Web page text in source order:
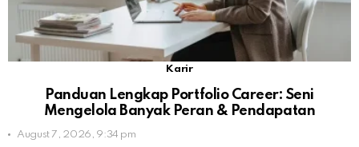
Karir
Panduan Lengkap Portfolio Career: Seni
Mengelola Banyak Peran & Pendapatan
August 7, 2026, 9:34 pm